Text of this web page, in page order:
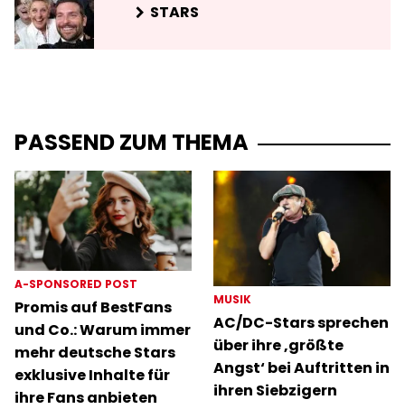
STARS
PASSEND ZUM THEMA
A-SPONSORED POST
Promis auf BestFans
und Co.: Warum immer
mehr deutsche Stars
exklusive Inhalte für
ihre Fans anbieten
MUSIK
AC/DC-Stars sprechen
über ihre ‚größte
Angst‘ bei Auftritten in
ihren Siebzigern